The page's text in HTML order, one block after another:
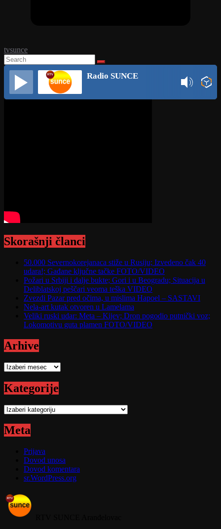
tvsunce
Radio SUNCE
Skorašnji članci
50.000 Severnokorejanaca stiže u Rusiju; Izvedeno čak 40
udara!; Gađane ključne tačke FOTO/VIDEO
Požari u Srbiji i dalje bukte; Gori i u Beogradu; Situacija u
Deliblatskoj peščari veoma teška VIDEO
Zvezdi Pazar pred očima, u mislima Hapoel – SASTAVI
Nela-art kutak otvoren u Lamelama
Veliki ruski udar: Meta – Kijev; Dron pogodio putnički voz;
Lokomotivu guta plamen FOTO/VIDEO
Arhive
Arhive
Kategorije
Kategorije
Meta
Prijava
Dovod unosa
Dovod komentara
sr.WordPress.org